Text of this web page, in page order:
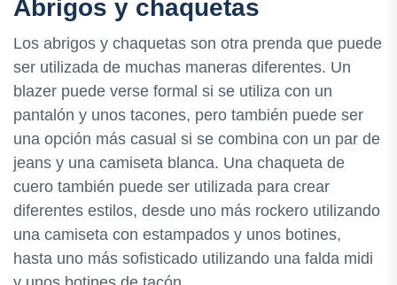
Abrigos y chaquetas
Los abrigos y chaquetas son otra prenda que puede
ser utilizada de muchas maneras diferentes. Un
blazer puede verse formal si se utiliza con un
pantalón y unos tacones, pero también puede ser
una opción más casual si se combina con un par de
jeans y una camiseta blanca. Una chaqueta de
cuero también puede ser utilizada para crear
diferentes estilos, desde uno más rockero utilizando
una camiseta con estampados y unos botines,
hasta uno más sofisticado utilizando una falda midi